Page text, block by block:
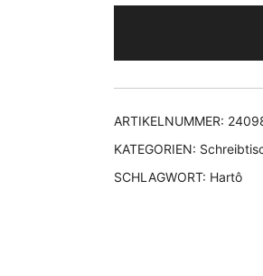
ARTIKELNUMMER:
KATEGORIEN:
SCHLAGWORT: Hartô